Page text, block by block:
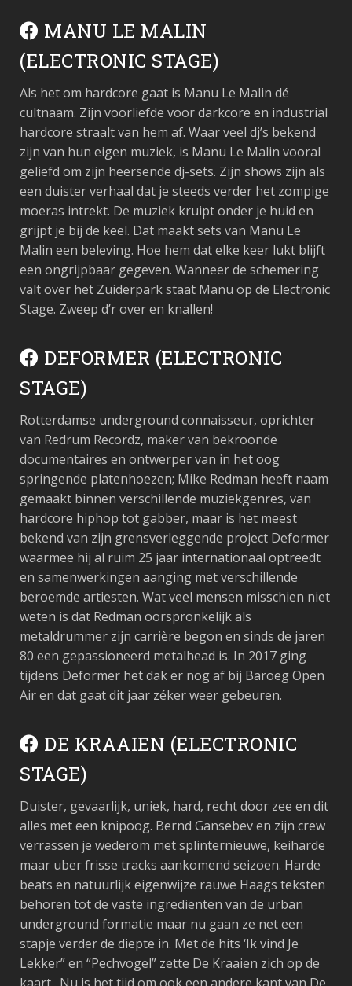
MANU LE MALIN
(ELECTRONIC STAGE)
Als het om hardcore gaat is Manu Le Malin dé
cultnaam. Zijn voorliefde voor darkcore en industrial
hardcore straalt van hem af. Waar veel dj’s bekend
zijn van hun eigen muziek, is Manu Le Malin vooral
geliefd om zijn heersende dj-sets. Zijn shows zijn als
een duister verhaal dat je steeds verder het zompige
moeras intrekt. De muziek kruipt onder je huid en
grijpt je bij de keel. Dat maakt sets van Manu Le
Malin een beleving. Hoe hem dat elke keer lukt blijft
een ongrijpbaar gegeven. Wanneer de schemering
valt over het Zuiderpark staat Manu op de Electronic
Stage. Zweep d’r over en knallen!
DEFORMER (ELECTRONIC
STAGE)
Rotterdamse underground connaisseur, oprichter
van Redrum Recordz, maker van bekroonde
documentaires en ontwerper van in het oog
springende platenhoezen; Mike Redman heeft naam
gemaakt binnen verschillende muziekgenres, van
hardcore hiphop tot gabber, maar is het meest
bekend van zijn grensverleggende project Deformer
waarmee hij al ruim 25 jaar internationaal optreedt
en samenwerkingen aanging met verschillende
beroemde artiesten. Wat veel mensen misschien niet
weten is dat Redman oorspronkelijk als
metaldrummer zijn carrière begon en sinds de jaren
80 een gepassioneerd metalhead is. In 2017 ging
tijdens Deformer het dak er nog af bij Baroeg Open
Air en dat gaat dit jaar zéker weer gebeuren.
DE KRAAIEN (ELECTRONIC
STAGE)
Duister, gevaarlijk, uniek, hard, recht door zee en dit
alles met een knipoog. Bernd Gansebev en zijn crew
verrassen je wederom met splinternieuwe, keiharde
maar uber frisse tracks aankomend seizoen. Harde
beats en natuurlijk eigenwijze rauwe Haags teksten
behoren tot de vaste ingrediënten van de urban
underground formatie maar nu gaan ze net een
stapje verder de diepte in. Met de hits ‘Ik vind Je
Lekker” en “Pechvogel” zette De Kraaien zich op de